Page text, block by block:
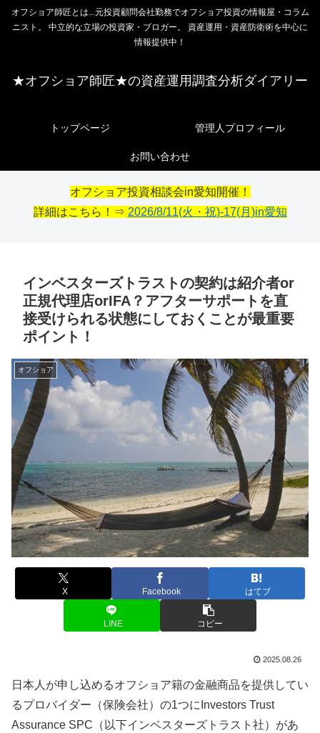
オフショア師匠とは...元投資顧問会社勤務でオフショア投資の情報屋・コラム
ニスト。 中立的な立場の投資家・ブロガー。 資産運用・資産防衛術を中心に
情報提供中！
★オフショア師匠★の資産運用調査分析ダイアリー
トップページ 管理人プロフィール
お問い合わせ
オフショア投資相談会in愛知開催！
詳細はこちら！⇒ 2026/8/11(火・祝)-17(月)in愛知
インベスターズトラストの契約は紹介者or
正規代理店orIFA？アフターサポートを直
接受けられる状態にしておくことが最重要
ポイント！
オフショア
X Facebook はてブ
LINE コピー
2025.08.26
日本人が申し込めるオフショア籍の金融商品を提供してい
るプロバイダー（保険会社）の1つにInvestors Trust
Assurance SPC（以下インベスターズトラスト社）があ